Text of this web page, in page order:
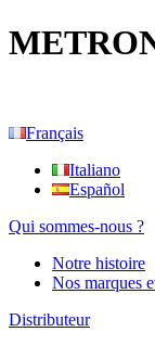
Français
Italiano
Español
Qui sommes-nous ?
Notre histoire
Nos marques
Distributeur